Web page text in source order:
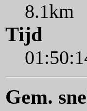
8.1km
Tijd
Gem.